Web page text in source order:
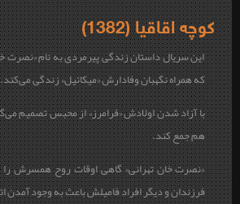
کوچه اقاقیا (1382)
این سریال داستان زندگی پیرمردی به نام «نصرت
که همراه نگهبان وفادارش «میکائیل» زندگی می‌کند.
با آزاد شدن اولادش «فرامرز» از محبس تصمیم
هم جمع کند.
«نصرت خان تهرانی» گاهی اوقات روح همسرش را
فرزندان و دیگر افراد فامیلش باعث به وجود آمدن